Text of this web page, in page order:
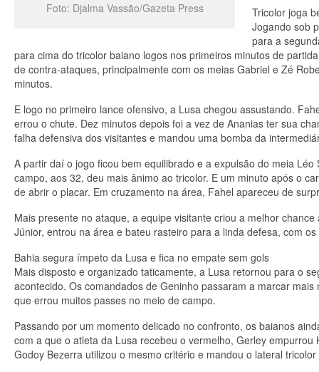
Foto: Djalma Vassão/Gazeta Press
Tricolor joga
Jogando sob
para a
para cima do tricolor baiano logos nos primeiros minutos de
de contra-ataques, principalmente com os meias Gabriel e Zé
minutos.
E logo no primeiro lance ofensivo, a Lusa chegou assustando.
errou o chute. Dez minutos depois foi a vez de Ananias ter sua
falha defensiva dos visitantes e mandou uma bomba da
A partir daí o jogo ficou bem equilibrado e a expulsão do meia
campo, aos 32, deu mais ânimo ao tricolor. E um minuto após o
de abrir o placar. Em cruzamento na área, Fahel apareceu de
Mais presente no ataque, a equipe visitante criou a melhor
Júnior, entrou na área e bateu rasteiro para a linda defesa, com
Bahia segura ímpeto da Lusa e fica no empate sem gols
Mais disposto e organizado taticamente, a Lusa retornou para o
acontecido. Os comandados de Geninho passaram a marcar
que errou muitos passes no meio de campo.
Passando por um momento delicado no confronto, os baianos
com a que o atleta da Lusa recebeu o vermelho, Gerley
Godoy Bezerra utilizou o mesmo critério e mandou o lateral